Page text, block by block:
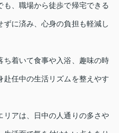
も、職場から徒歩で帰宅できる
に済み、心身の負担も軽減し
ち着いて食事や入浴、趣味の時
赴任中の生活リズムを整えやす
リアは、日中の人通りの多さや